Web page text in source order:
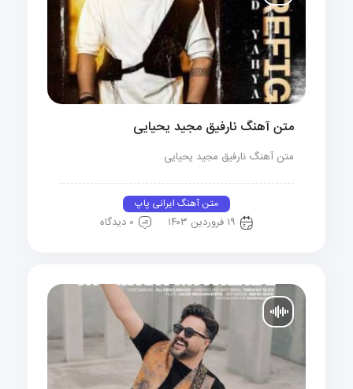
متن آهنگ نارفیق مجید یحیایی
متن آهنگ نارفیق مجید یحیایی
متن آهنگ ایرانی پاپ
۱۹ فروردین ۱۴۰۳ 0 دیدگاه